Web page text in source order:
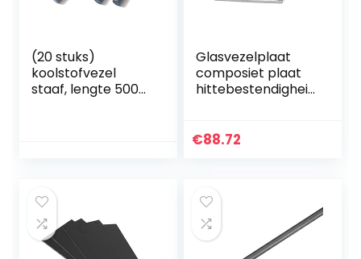
(20 stuks)
koolstofvezel
staaf, lengte 500
Glasvezelplaat
composiet plaat
hittebestendigheid
isolatiepad, 8 mm
€88.72